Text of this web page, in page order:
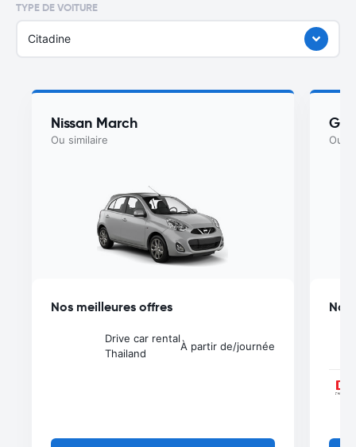
TYPE DE VOITURE
Citadine
Nissan March
Ou similaire
Nos meilleures offres
Drive car rental
Thailand
À partir de/journée
Ou
Nos